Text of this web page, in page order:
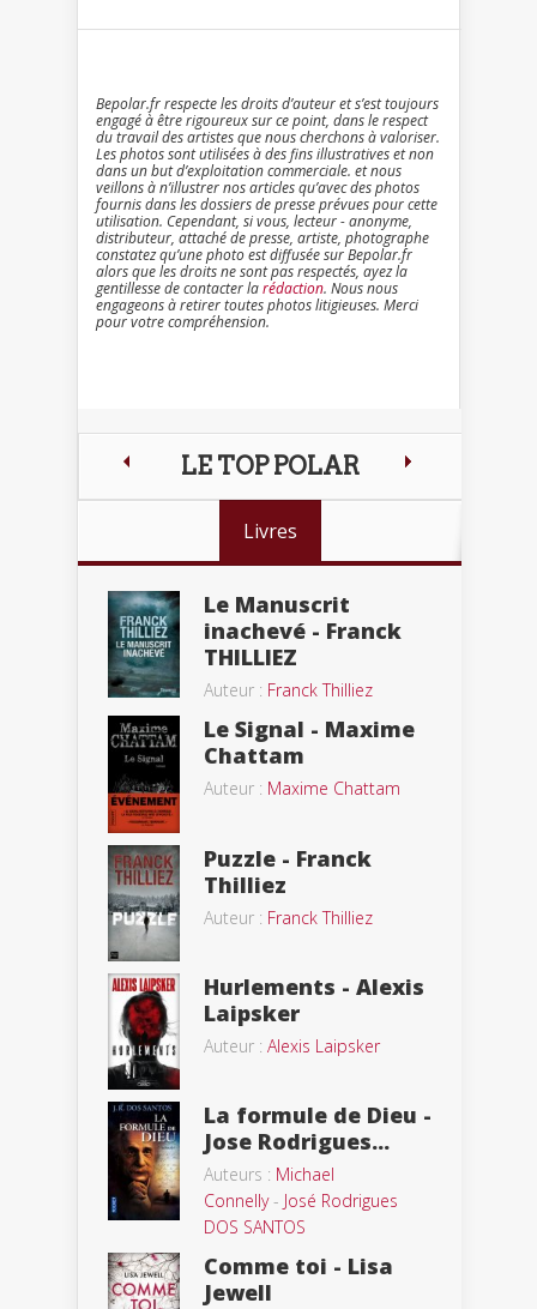
Bepolar.fr respecte les droits d’auteur et s’est toujours
engagé à être rigoureux sur ce point, dans le respect
du travail des artistes que nous cherchons à valoriser.
Les photos sont utilisées à des fins illustratives et non
dans un but d’exploitation commerciale. et nous
veillons à n’illustrer nos articles qu’avec des photos
fournis dans les dossiers de presse prévues pour cette
utilisation. Cependant, si vous, lecteur - anonyme,
distributeur, attaché de presse, artiste, photographe
constatez qu’une photo est diffusée sur Bepolar.fr
alors que les droits ne sont pas respectés, ayez la
gentillesse de contacter larédaction. Nous nous
engageons à retirer toutes photos litigieuses. Merci
pour votre compréhension.
LE TOP POLAR
Livres
Le Manuscrit
inachevé - Franck
THILLIEZ
Auteur : Franck Thilliez
Le Signal - Maxime
Chattam
Auteur : Maxime Chattam
Puzzle - Franck
Thilliez
Auteur : Franck Thilliez
Hurlements - Alexis
Laipsker
Auteur : Alexis Laipsker
La formule de Dieu -
Jose Rodrigues...
Auteurs : Michael
Connelly- José Rodrigues
DOS SANTOS
Comme toi - Lisa
Jewell